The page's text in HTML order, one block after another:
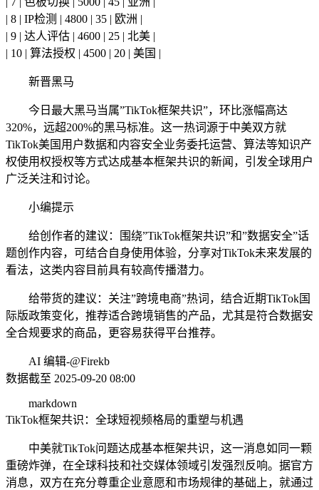
| 8 | IP检测 | 4800 | 35 | 欧洲 |
| 9 | 达人评估 | 4600 | 25 | 北美 |
| 10 | 算法授权 | 4500 | 20 | 美国 |
新晋黑马
今日最大黑马当属”TikTok框架共识”，环比涨幅高达
320%，远超200%的黑马标准。这一热词源于中美双方就
TikTok美国用户数据和内容安全业务委托运营、算法等知识产
权使用权授权等方式达成基本框架共识的新闻，引发全球用户
广泛关注和讨论。
小编提示
给创作者的建议：围绕”TikTok框架共识”和”数据安全”话
题创作内容，可结合自身使用体验，分享对TikTok未来发展的
看法，这类内容目前具有较高传播潜力。
给带货的建议：关注”跨境电商”热词，结合近期TikTok国
际版政策变化，推荐适合跨境销售的产品，尤其是符合数据安
全合规要求的商品，更容易获得平台推荐。
AI 编辑-@Firekb
数据截至 2025-09-20 08:00
markdown
TikTok框架共识：全球短视频格局的重塑与机遇
中美就TikTok问题达成基本框架共识，这一消息如同一颗
重磅炸弹，在全球科技和社交媒体领域引发强烈反响。据官方
消息，双方在充分尊重企业意愿和市场规律的基础上，就通过